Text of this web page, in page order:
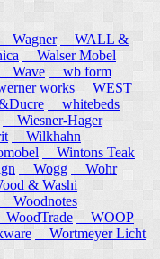
Wagner
WALL &
Walser Mobel
Wave
wb form
works
WEST
whitebeds
Wiesner-Hager
Wilkhahn
Wintons Teak
Wogg
Wohr
& Washi
Woodnotes
WoodTrade
WOOP
Wortmeyer Licht